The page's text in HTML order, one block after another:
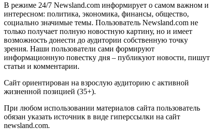
В режиме 24/7 Newsland.com информирует о самом важном и
интересном: политика, экономика, финансы, общество,
социально значимые темы. Пользователь Newsland.com не
только получает полную новостную картину, но и имеет
возможность донести до аудитории собственную точку
зрения. Наши пользователи сами формируют
информационную повестку дня – публикуют новости, пишут
статьи и комментарии.
Сайт ориентирован на взрослую аудиторию с активной
жизненной позицией (35+).
При любом использовании материалов сайта пользователь
обязан указать источник в виде гиперссылки на сайт
newsland.com.